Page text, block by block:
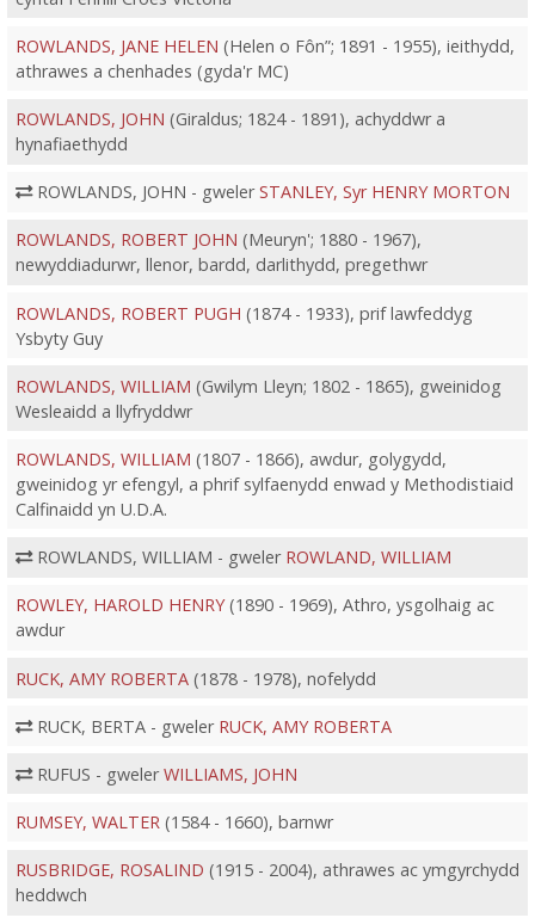
ROWLANDS, JANE HELEN (Helen o Fôn”; 1891 - 1955), ieithydd,
athrawes a chenhades (gyda'r MC)
ROWLANDS, JOHN (Giraldus; 1824 - 1891), achyddwr a
hynafiaethydd
ROWLANDS, JOHN - gwelerSTANLEY, Syr HENRY MORTON
ROWLANDS, ROBERT JOHN (Meuryn'; 1880 - 1967),
newyddiadurwr, llenor, bardd, darlithydd, pregethwr
ROWLANDS, ROBERT PUGH (1874 - 1933), prif lawfeddyg
Ysbyty Guy
ROWLANDS, WILLIAM (Gwilym Lleyn; 1802 - 1865), gweinidog
Wesleaidd a llyfryddwr
ROWLANDS, WILLIAM (1807 - 1866), awdur, golygydd,
gweinidog yr efengyl, a phrif sylfaenydd enwad y Methodistiaid
Calfinaidd yn U.D.A.
ROWLANDS, WILLIAM - gweler ROWLAND, WILLIAM
ROWLEY, HAROLD HENRY(1890 - 1969), Athro, ysgolhaig ac
awdur
RUCK, AMY ROBERTA(1878 - 1978), nofelydd
RUCK, BERTA - gweler RUCK, AMY ROBERTA
RUFUS - gwelerWILLIAMS, JOHN
RUMSEY, WALTER(1584 - 1660), barnwr
RUSBRIDGE, ROSALIND (1915 - 2004), athrawes ac ymgyrchydd
heddwch